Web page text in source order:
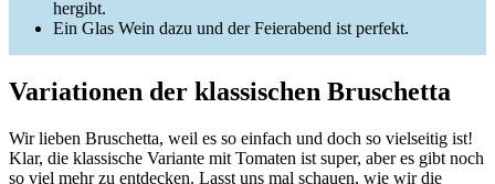
hergibt.
Ein Glas Wein dazu und der Feierabend ist perfekt.
Variationen der klassischen Bruschetta
Wir lieben Bruschetta, weil es so einfach und doch so vielseitig ist!
Klar, die klassische Variante mit Tomaten ist super, aber es gibt noch
so viel mehr zu entdecken. Lasst uns mal schauen, wie wir die